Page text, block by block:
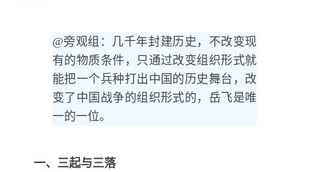
@旁观组 ：几千年封建历史，不改变现
有的物质条件，只通过改变组织形式就
能把一个兵种打出中国的历史舞台，改
变了中国战争的组织形式的，岳飞是唯
一的一位。
一、三起与三落